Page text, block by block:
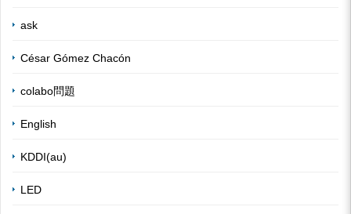
ask
César Gómez Chacón
colabo問題
English
KDDI(au)
LED